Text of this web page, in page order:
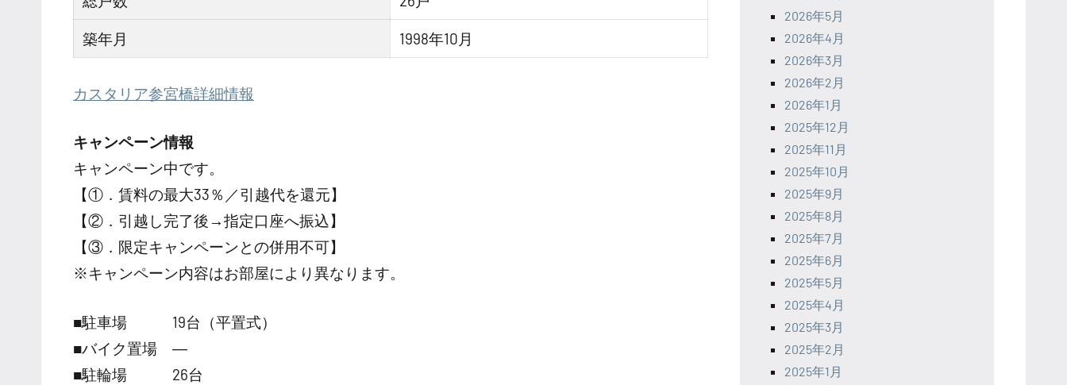
築年月 1998年10月
カスタリア参宮橋詳細情報
キャンペーン情報
キャンペーン中です。
【①．賃料の最大33％／引越代を還元】
【②．引越し完了後→指定口座へ振込】
【③．限定キャンペーンとの併用不可】
※キャンペーン内容はお部屋により異なります。
■駐車場 19台（平置式）
■バイク置場 ―
■駐輪場 26台
2026年5月
2026年4月
2026年3月
2026年2月
2026年1月
2025年12月
2025年11月
2025年10月
2025年9月
2025年8月
2025年7月
2025年6月
2025年5月
2025年4月
2025年3月
2025年2月
2025年1月